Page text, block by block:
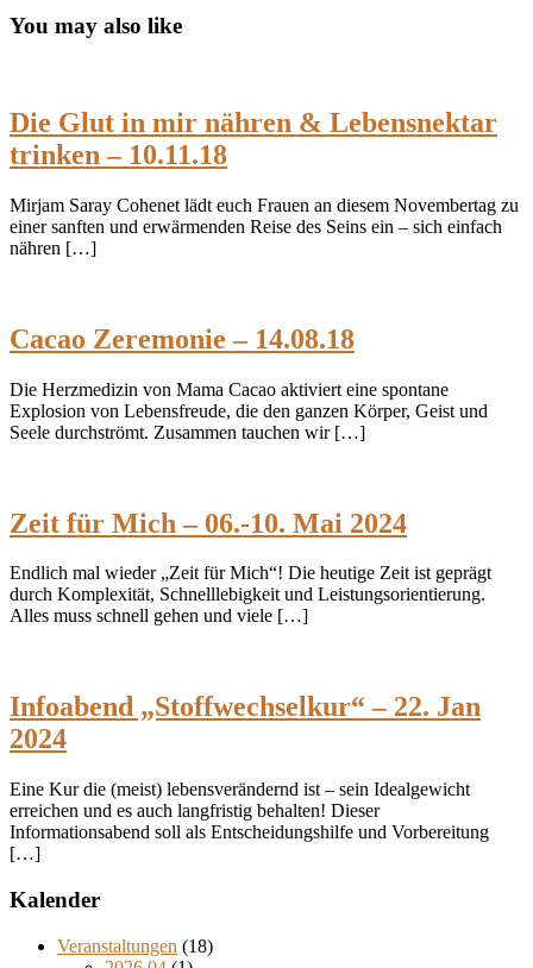
You may also like
Die Glut in mir nähren & Lebensnektar
trinken – 10.11.18
Mirjam Saray Cohenet lädt euch Frauen an diesem Novembertag zu
einer sanften und erwärmenden Reise des Seins ein – sich einfach
nähren […]
Cacao Zeremonie – 14.08.18
Die Herzmedizin von Mama Cacao aktiviert eine spontane
Explosion von Lebensfreude, die den ganzen Körper, Geist und
Seele durchströmt. Zusammen tauchen wir […]
Zeit für Mich – 06.-10. Mai 2024
Endlich mal wieder „Zeit für Mich“! Die heutige Zeit ist geprägt
durch Komplexität, Schnelllebigkeit und Leistungsorientierung.
Alles muss schnell gehen und viele […]
Infoabend „Stoffwechselkur“ – 22. Jan
2024
Eine Kur die (meist) lebensverändernd ist – sein Idealgewicht
erreichen und es auch langfristig behalten! Dieser
Informationsabend soll als Entscheidungshilfe und Vorbereitung
[…]
Kalender
Veranstaltungen (18)